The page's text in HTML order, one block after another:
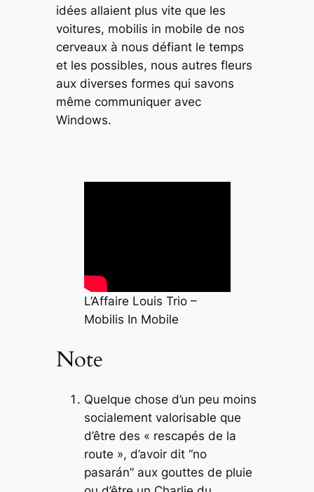
idées allaient plus vite que les
voitures, mobilis in mobile de nos
cerveaux à nous défiant le temps
et les possibles, nous autres fleurs
aux diverses formes qui savons
même communiquer avec
Windows.
L’Affaire Louis Trio –
Mobilis In Mobile
Note
Quelque chose d’un peu moins
socialement valorisable que
d’être des « rescapés de la
route », d’avoir dit “no
pasarán” aux gouttes de pluie